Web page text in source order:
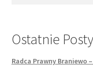
Ostatnie Posty
Radca Prawny Braniewo